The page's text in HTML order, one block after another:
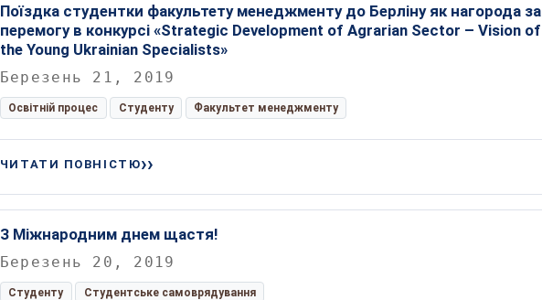
Поїздка студентки факультету менеджменту до Берліну як нагорода за
перемогу в конкурсі «Strategic Development of Agrarian Sector – Vision of
the Young Ukrainian Specialists»
Березень 21, 2019
Освітній процес Студенту Факультет менеджменту
ЧИТАТИ ПОВНІСТЮ
З Міжнародним днем щастя!
Березень 20, 2019
Студенту Студентське самоврядування